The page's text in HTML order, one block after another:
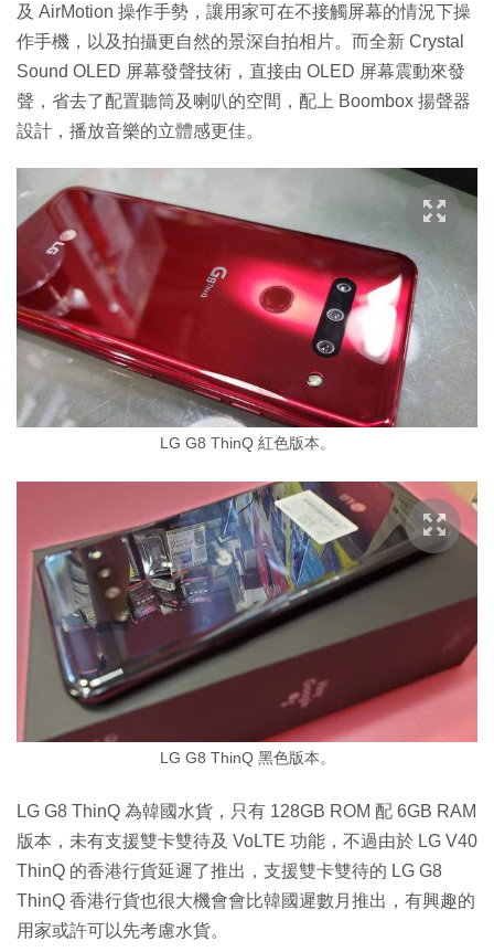
及 AirMotion 操作手勢，讓用家可在不接觸屏幕的情況下操
作手機，以及拍攝更自然的景深自拍相片。而全新 Crystal
Sound OLED 屏幕發聲技術，直接由 OLED 屏幕震動來發
聲，省去了配置聽筒及喇叭的空間，配上 Boombox 揚聲器
設計，播放音樂的立體感更佳。
LG G8 ThinQ 紅色版本。
LG G8 ThinQ 黑色版本。
LG G8 ThinQ 為韓國水貨，只有 128GB ROM 配 6GB RAM
版本，未有支援雙卡雙待及 VoLTE 功能，不過由於 LG V40
ThinQ 的香港行貨延遲了推出，支援雙卡雙待的 LG G8
ThinQ 香港行貨也很大機會會比韓國遲數月推出，有興趣的
用家或許可以先考慮水貨。